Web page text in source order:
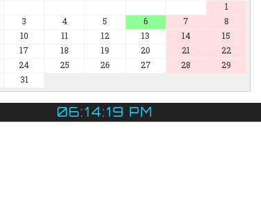
1
3 4 5 6 7
8
10 11 12 13 14
15
17 18 19 20 21
22
24 25 26 27 28
29
31
06:14:20 PM